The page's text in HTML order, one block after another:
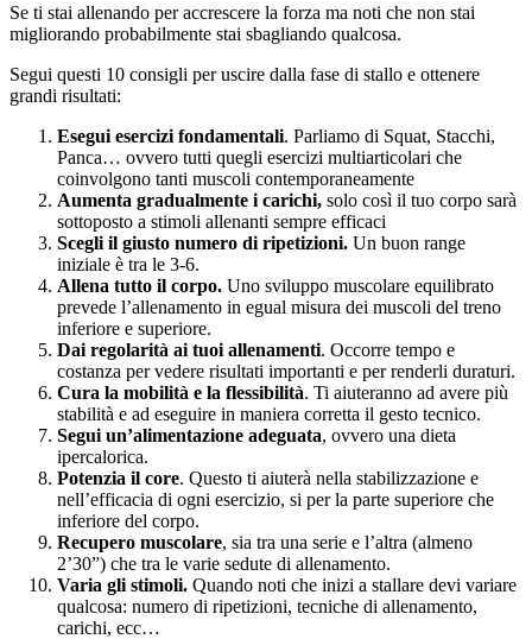
Se ti stai allenando per accrescere la forza ma noti che non stai
migliorando probabilmente stai sbagliando qualcosa.
Segui questi 10 consigli per uscire dalla fase di stallo e ottenere
grandi risultati:
Esegui esercizi fondamentali. Parliamo di Squat, Stacchi,
Panca… ovvero tutti quegli esercizi multiarticolari che
coinvolgono tanti muscoli contemporaneamente
Aumenta gradualmente i carichi, solo così il tuo corpo sarà
sottoposto a stimoli allenanti sempre efficaci
Scegli il giusto numero di ripetizioni. Un buon range
iniziale è tra le 3-6.
Allena tutto il corpo. Uno sviluppo muscolare equilibrato
prevede l’allenamento in egual misura dei muscoli del treno
inferiore e superiore.
Dai regolarità ai tuoi allenamenti. Occorre tempo e
costanza per vedere risultati importanti e per renderli duraturi.
Cura la mobilità e la flessibilità. Ti aiuteranno ad avere più
stabilità e ad eseguire in maniera corretta il gesto tecnico.
Segui un’alimentazione adeguata, ovvero una dieta
ipercalorica.
Potenzia il core. Questo ti aiuterà nella stabilizzazione e
nell’efficacia di ogni esercizio, si per la parte superiore che
inferiore del corpo.
Recupero muscolare, sia tra una serie e l’altra (almeno
2’30”) che tra le varie sedute di allenamento.
Varia gli stimoli. Quando noti che inizi a stallare devi variare
qualcosa: numero di ripetizioni, tecniche di allenamento,
carichi, ecc…